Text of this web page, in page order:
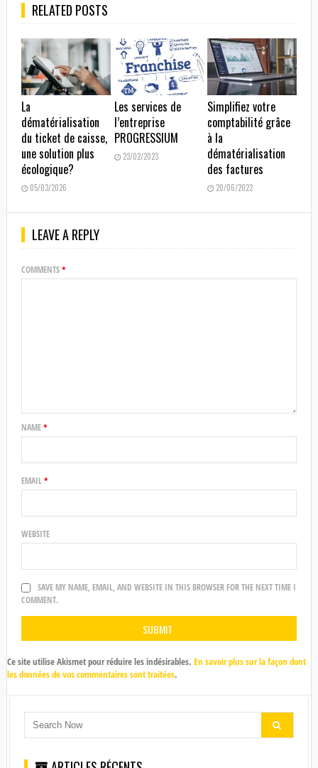
RELATED POSTS
La
dématérialisation
du ticket de caisse,
une solution plus
écologique?
05/03/2026
Les services de
l’entreprise
PROGRESSIUM
23/02/2023
Simplifiez votre
comptabilité grâce
à la
dématérialisation
des factures
20/06/2022
LEAVE A REPLY
COMMENTS*
NAME*
EMAIL*
WEBSITE
SAVE MY NAME, EMAIL, AND WEBSITE IN THIS BROWSER FOR THE NEXT TIME I
COMMENT.
Ce site utilise Akismet pour réduire les indésirables. En savoir plus sur la façon dont
les données de vos commentaires sont traitées.